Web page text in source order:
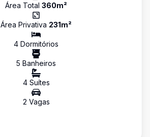
Área Total 360m²
Área Privativa 231m²
4 Dormitórios
5 Banheiros
4Suítes
2 Vagas